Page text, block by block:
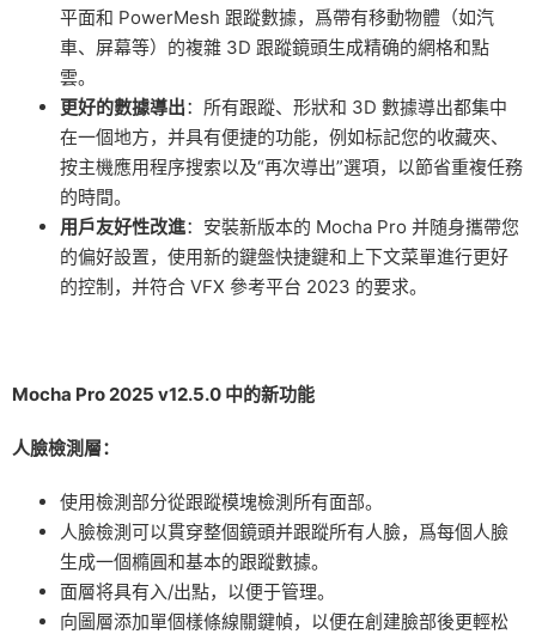
平面和 PowerMesh 跟蹤數據，爲帶有移動物體（如汽
車、屏幕等）的複雜 3D 跟蹤鏡頭生成精确的網格和點
雲。
更好的數據導出：所有跟蹤、形狀和 3D 數據導出都集中
在一個地方，并具有便捷的功能，例如标記您的收藏夾、
按主機應用程序搜索以及“再次導出”選項，以節省重複任務
的時間。
用戶友好性改進：安裝新版本的 Mocha Pro 并随身攜帶您
的偏好設置，使用新的鍵盤快捷鍵和上下文菜單進行更好
的控制，并符合 VFX 參考平台 2023 的要求。
Mocha Pro 2025 v12.5.0 中的新功能
人臉檢測層：
使用檢測部分從跟蹤模塊檢測所有面部。
人臉檢測可以貫穿整個鏡頭并跟蹤所有人臉，爲每個人臉
生成一個橢圓和基本的跟蹤數據。
面層将具有入/出點，以便于管理。
向圖層添加單個樣條線關鍵幀，以便在創建臉部後更輕松